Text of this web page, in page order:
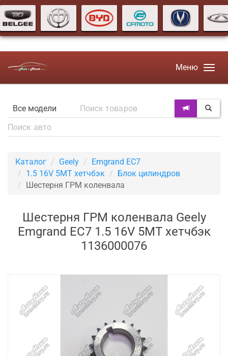
Меню
Каталог Geely
Emgrand EC7
1.5 16V 5MT хетчбэк
Блок цилиндров
Шестерня ГРМ коленвала
Шестерня ГРМ коленвала Geely
Emgrand EC7 1.5 16V 5MT хетчбэк
1136000076